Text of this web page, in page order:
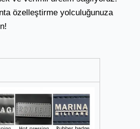
özelleştirme yolculuğunuza